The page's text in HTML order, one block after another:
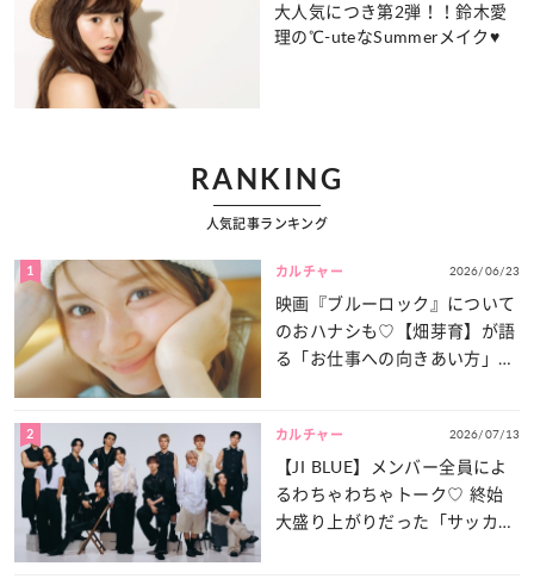
大人気につき第2弾！！鈴木愛
理の℃-uteなSummerメイク♥
RANKING
人気記事ランキング
1 カルチャー 2026/06/23
映画『ブルーロック』について
のおハナシも♡【畑芽育】が語
る「お仕事への向きあい方」と
2 カルチャー 2026/07/13
【JI BLUE】メンバー全員によ
るわちゃわちゃトーク♡ 終始
大盛り上がりだった「サッカー